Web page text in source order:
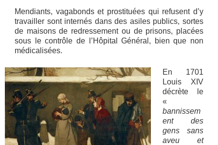
Mendiants, vagabonds et prostituées qui refusent d’y
travailler sont internés dans des asiles publics, sortes
de maisons de redressement ou de prisons, placées
sous le contrôle de l’Hôpital Général, bien que non
médicalisées.
En 1701
Louis XIV
décrète le
«
bannissem
ent des
gens sans
aveu et